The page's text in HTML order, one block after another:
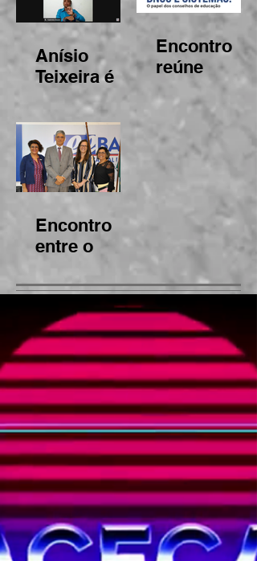
Anísio
Teixeira é
aprovado
patrono do
Conselho
Estadual de
Educação
Encontro
reúne
Conselhos
de
Educação
para debater
atribuições
Encontro
entre o
CEE/BA e o
MP/BA gera
bons frutos
para
regularizaçã
o de
instituições
de ensino